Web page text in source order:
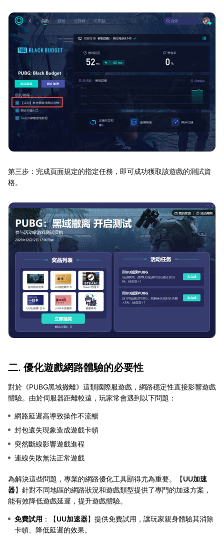
第三步：完成頁面規定的指定任務，即可成功獲取該遊戲的測試資
格。
二. 優化遊戲網路體驗的必要性
對於《PUBG黑域撤離》這類國際服遊戲，網路穩定性直接影響遊戲
體驗。由於伺服器距離較遠，玩家常會遇到以下問題：
網路延遲高導致操作不流暢
封包遺失現象造成遊戲卡頓
突然斷線影響遊戲進程
連線失敗無法正常遊戲
為解決這些問題，專業的網路優化工具顯得尤為重要。【UU加速
器】針對不同地區的網路狀況和遊戲類型提供了專門的加速方案，
能有效降低遊戲延遲，提升遊戲體驗。
免費試用 ：【UU加速器】提供免費試用，讓玩家親身體驗其消除
卡頓、降低延遲的效果。